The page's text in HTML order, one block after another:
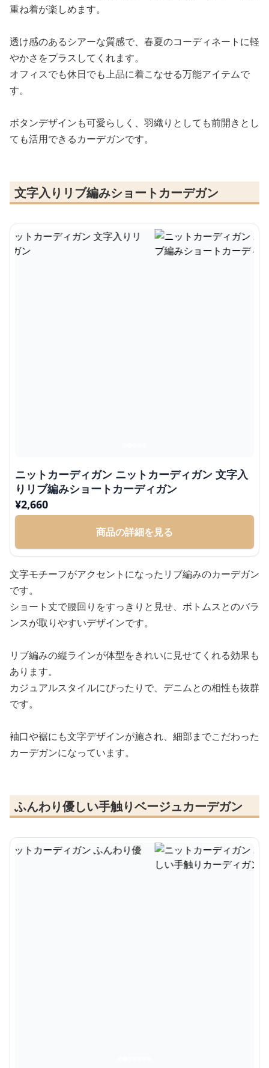
重ね着が楽しめます。
透け感のあるシアーな質感で、春夏のコーディネートに軽
やかさをプラスしてくれます。
オフィスでも休日でも上品に着こなせる万能アイテムで
す。
ボタンデザインも可愛らしく、羽織りとしても前開きとし
ても活用できるカーデガンです。
文字入りリブ編みショートカーデガン
ニットカーディガン ニットカーディガン 文字入
りリブ編みショートカーディガン
¥2,660
商品の詳細を見る
文字モチーフがアクセントになったリブ編みのカーデガン
です。
ショート丈で腰回りをすっきりと見せ、ボトムスとのバラ
ンスが取りやすいデザインです。
リブ編みの縦ラインが体型をきれいに見せてくれる効果も
あります。
カジュアルスタイルにぴったりで、デニムとの相性も抜群
です。
袖口や裾にも文字デザインが施され、細部までこだわった
カーデガンになっています。
ふんわり優しい手触りベージュカーデガン